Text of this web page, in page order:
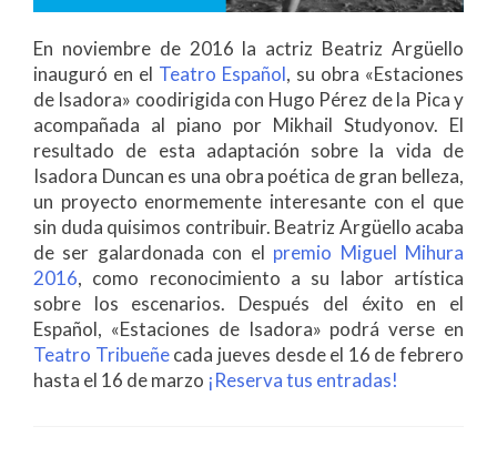
En noviembre de 2016 la actriz Beatriz Argüello
inauguró en el Teatro Español, su obra «Estaciones
de Isadora» coodirigida con Hugo Pérez de la Pica y
acompañada al piano por Mikhail Studyonov. El
resultado de esta adaptación sobre la vida de
Isadora Duncan es una obra poética de gran belleza,
un proyecto enormemente interesante con el que
sin duda quisimos contribuir. Beatriz Argüello acaba
de ser galardonada con el premio Miguel Mihura
2016, como reconocimiento a su labor artística
sobre los escenarios. Después del éxito en el
Español, «Estaciones de Isadora» podrá verse en
Teatro Tribueñecada jueves desde el 16 de febrero
hasta el 16 de marzo ¡Reserva tus entradas!